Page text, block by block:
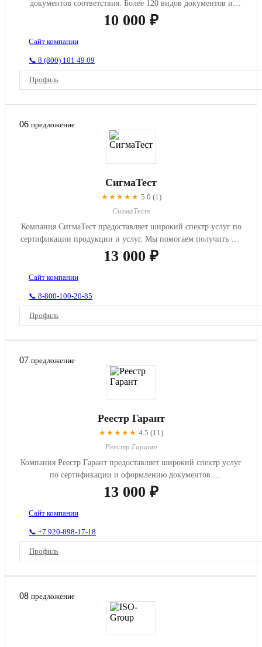
документов соответствия. Более 120 видов документов и
сертификатов.
10 000 ₽
Сайт компании
📞 8 (800) 101 49 09
Профиль
06 предложение
СигмаТест
★★★★★ 5.0 (1)
СигмаТест
Компания СигмаТест предоставляет широкий спектр услуг по
сертификации продукции и услуг. Мы помогаем получить все
необхо...
13 000 ₽
Сайт компании
📞 8-800-100-20-85
Профиль
07 предложение
Реестр Гарант
★★★★★ 4.5 (11)
Реестр Гарант
Компания Реестр Гарант предоставляет широкий спектр услуг
по сертификации и оформлению документов.
Специализируется на п...
13 000 ₽
Сайт компании
📞 +7 920-898-17-18
Профиль
08 предложение